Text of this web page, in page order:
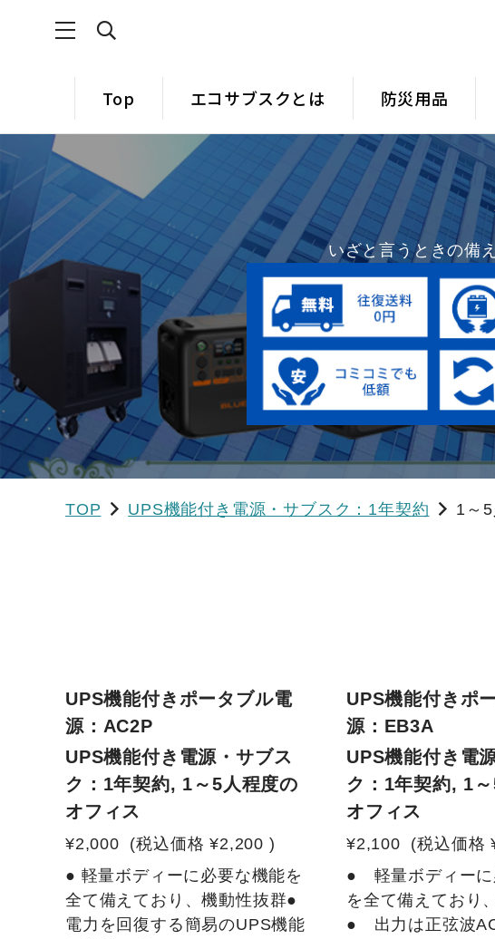
Top エコサブスクとは 防災用品
いざと言うときの備
TOP UPS機能付き電源・サブスク：1年契約 1～
NEW
UPS機能付きポータブル電
源：AC2P
UPS機能付き電源・サブス
ク：1年契約, 1～5人程度の
オフィス
¥2,000 (税込価格 ¥2,200 )
● 軽量ボディーに必要な機能を
全て備えており、機動性抜群●
電力を回復する簡易のUPS機能
UPS機能付きポ
源：EB3A
UPS機能付き電
ク：1年契約, 1
オフィス
¥2,100 (税込価格
● 軽量ボディーに
を全て備えており
● 出力は正弦波